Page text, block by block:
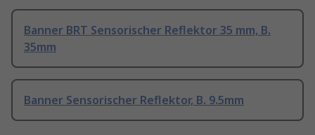
Banner BRT Sensorischer Reflektor 35 mm, B.
35mm
Banner Sensorischer Reflektor, B. 9.5mm